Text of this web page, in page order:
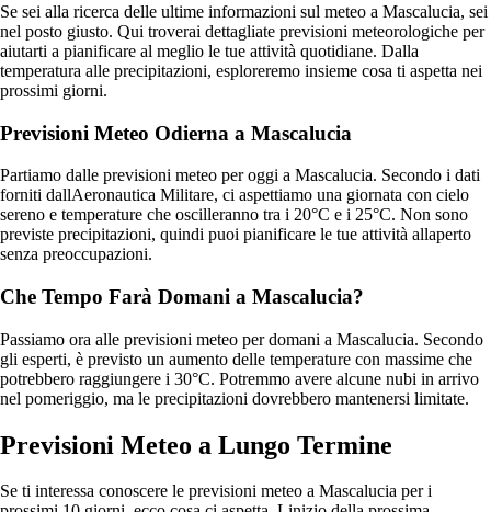
Se sei alla ricerca delle ultime informazioni sul meteo a Mascalucia, sei
nel posto giusto. Qui troverai dettagliate previsioni meteorologiche per
aiutarti a pianificare al meglio le tue attività quotidiane. Dalla
temperatura alle precipitazioni, esploreremo insieme cosa ti aspetta nei
prossimi giorni.
Previsioni Meteo Odierna a Mascalucia
Partiamo dalle previsioni meteo per oggi a Mascalucia. Secondo i dati
forniti dallAeronautica Militare, ci aspettiamo una giornata con cielo
sereno e temperature che oscilleranno tra i 20°C e i 25°C. Non sono
previste precipitazioni, quindi puoi pianificare le tue attività allaperto
senza preoccupazioni.
Che Tempo Farà Domani a Mascalucia?
Passiamo ora alle previsioni meteo per domani a Mascalucia. Secondo
gli esperti, è previsto un aumento delle temperature con massime che
potrebbero raggiungere i 30°C. Potremmo avere alcune nubi in arrivo
nel pomeriggio, ma le precipitazioni dovrebbero mantenersi limitate.
Previsioni Meteo a Lungo Termine
Se ti interessa conoscere le previsioni meteo a Mascalucia per i